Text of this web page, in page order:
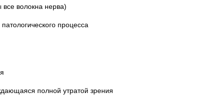
волокна нерва)
процесса
полной утратой зрения